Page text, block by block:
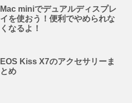
Mac miniでデュアルディスプレ
イを使おう！便利でやめられな
くなるよ！
EOS Kiss X7のアクセサリーま
とめ